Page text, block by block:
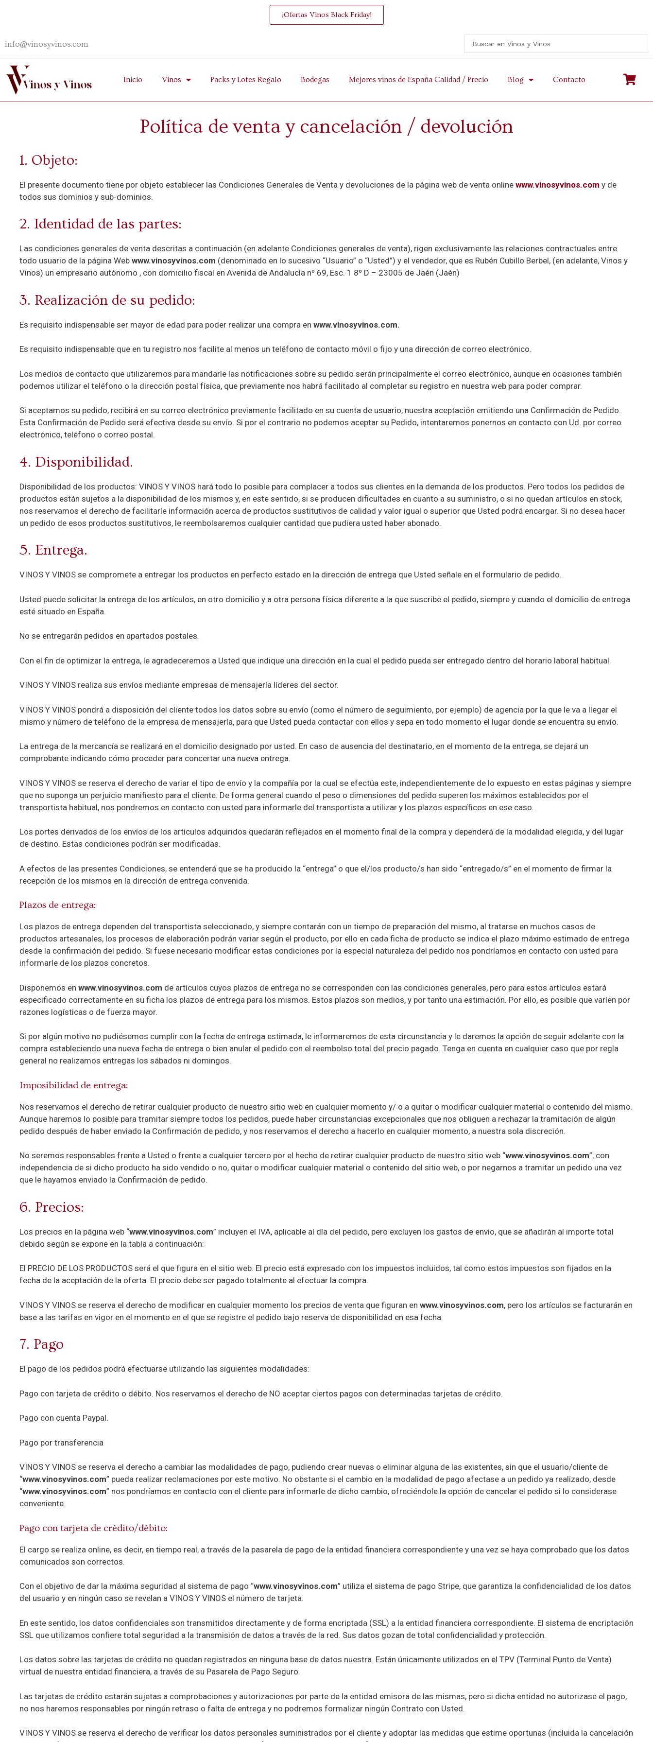
¡Ofertas Vinos Black Friday!
info@vinosyvinos.com
Inicio Vinos Packs y Lotes Regalo Bodegas Mejores vinos de España Calidad / Precio Blog Contacto
Política de venta y cancelación / devolución
1. Objeto:
El presente documento tiene por objeto establecer las Condiciones Generales de Venta y devoluciones de la página web de venta online www.vinosyvinos.com y de
todos sus dominios y sub-dominios.
2. Identidad de las partes:
Las condiciones generales de venta descritas a continuación (en adelante Condiciones generales de venta), rigen exclusivamente las relaciones contractuales entre
todo usuario de la página Web www.vinosyvinos.com (denominado en lo sucesivo “Usuario” o “Usted”) y el vendedor, que es Rubén Cubillo Berbel, (en adelante, Vinos y
Vinos) un empresario autónomo , con domicilio fiscal en Avenida de Andalucía nº 69, Esc. 1 8º D – 23005 de Jaén (Jaén)
3. Realización de su pedido:
Es requisito indispensable ser mayor de edad para poder realizar una compra en www.vinosyvinos.com.
Es requisito indispensable que en tu registro nos facilite al menos un teléfono de contacto móvil o fijo y una dirección de correo electrónico.
Los medios de contacto que utilizaremos para mandarle las notificaciones sobre su pedido serán principalmente el correo electrónico, aunque en ocasiones también
podemos utilizar el teléfono o la dirección postal física, que previamente nos habrá facilitado al completar su registro en nuestra web para poder comprar.
Si aceptamos su pedido, recibirá en su correo electrónico previamente facilitado en su cuenta de usuario, nuestra aceptación emitiendo una Confirmación de Pedido.
Esta Confirmación de Pedido será efectiva desde su envío. Si por el contrario no podemos aceptar su Pedido, intentaremos ponernos en contacto con Ud. por correo
electrónico, teléfono o correo postal.
4. Disponibilidad.
Disponibilidad de los productos: VINOS Y VINOS hará todo lo posible para complacer a todos sus clientes en la demanda de los productos. Pero todos los pedidos de
productos están sujetos a la disponibilidad de los mismos y, en este sentido, si se producen dificultades en cuanto a su suministro, o si no quedan artículos en stock,
nos reservamos el derecho de facilitarle información acerca de productos sustitutivos de calidad y valor igual o superior que Usted podrá encargar. Si no desea hacer
un pedido de esos productos sustitutivos, le reembolsaremos cualquier cantidad que pudiera usted haber abonado.
5. Entrega.
VINOS Y VINOS se compromete a entregar los productos en perfecto estado en la dirección de entrega que Usted señale en el formulario de pedido.
Usted puede solicitar la entrega de los artículos, en otro domicilio y a otra persona física diferente a la que suscribe el pedido, siempre y cuando el domicilio de entrega
esté situado en España.
No se entregarán pedidos en apartados postales.
Con el fin de optimizar la entrega, le agradeceremos a Usted que indique una dirección en la cual el pedido pueda ser entregado dentro del horario laboral habitual.
VINOS Y VINOS realiza sus envíos mediante empresas de mensajería líderes del sector.
VINOS Y VINOS pondrá a disposición del cliente todos los datos sobre su envío (como el número de seguimiento, por ejemplo) de agencia por la que le va a llegar el
mismo y número de teléfono de la empresa de mensajería, para que Usted pueda contactar con ellos y sepa en todo momento el lugar donde se encuentra su envío.
La entrega de la mercancía se realizará en el domicilio designado por usted. En caso de ausencia del destinatario, en el momento de la entrega, se dejará un
comprobante indicando cómo proceder para concertar una nueva entrega.
VINOS Y VINOS se reserva el derecho de variar el tipo de envío y la compañía por la cual se efectúa este, independientemente de lo expuesto en estas páginas y siempre
que no suponga un perjuicio manifiesto para el cliente. De forma general cuando el peso o dimensiones del pedido superen los máximos establecidos por el
transportista habitual, nos pondremos en contacto con usted para informarle del transportista a utilizar y los plazos específicos en ese caso.
Los portes derivados de los envíos de los artículos adquiridos quedarán reflejados en el momento final de la compra y dependerá de la modalidad elegida, y del lugar
de destino. Estas condiciones podrán ser modificadas.
A efectos de las presentes Condiciones, se entenderá que se ha producido la “entrega” o que el/los producto/s han sido “entregado/s” en el momento de firmar la
recepción de los mismos en la dirección de entrega convenida.
Plazos de entrega:
Los plazos de entrega dependen del transportista seleccionado, y siempre contarán con un tiempo de preparación del mismo, al tratarse en muchos casos de
productos artesanales, los procesos de elaboración podrán variar según el producto, por ello en cada ficha de producto se indica el plazo máximo estimado de entrega
desde la confirmación del pedido. Si fuese necesario modificar estas condiciones por la especial naturaleza del pedido nos pondríamos en contacto con usted para
informarle de los plazos concretos.
Disponemos en www.vinosyvinos.com de artículos cuyos plazos de entrega no se corresponden con las condiciones generales, pero para estos artículos estará
especificado correctamente en su ficha los plazos de entrega para los mismos. Estos plazos son medios, y por tanto una estimación. Por ello, es posible que varíen por
razones logísticas o de fuerza mayor.
Si por algún motivo no pudiésemos cumplir con la fecha de entrega estimada, le informaremos de esta circunstancia y le daremos la opción de seguir adelante con la
compra estableciendo una nueva fecha de entrega o bien anular el pedido con el reembolso total del precio pagado. Tenga en cuenta en cualquier caso que por regla
general no realizamos entregas los sábados ni domingos.
Imposibilidad de entrega:
Nos reservamos el derecho de retirar cualquier producto de nuestro sitio web en cualquier momento y/ o a quitar o modificar cualquier material o contenido del mismo.
Aunque haremos lo posible para tramitar siempre todos los pedidos, puede haber circunstancias excepcionales que nos obliguen a rechazar la tramitación de algún
pedido después de haber enviado la Confirmación de pedido, y nos reservamos el derecho a hacerlo en cualquier momento, a nuestra sola discreción.
No seremos responsables frente a Usted o frente a cualquier tercero por el hecho de retirar cualquier producto de nuestro sitio web “www.vinosyvinos.com”, con
independencia de si dicho producto ha sido vendido o no, quitar o modificar cualquier material o contenido del sitio web, o por negarnos a tramitar un pedido una vez
que le hayamos enviado la Confirmación de pedido.
6. Precios:
Los precios en la página web “www.vinosyvinos.com” incluyen el IVA, aplicable al día del pedido, pero excluyen los gastos de envío, que se añadirán al importe total
debido según se expone en la tabla a continuación:
El PRECIO DE LOS PRODUCTOS será el que figura en el sitio web. El precio está expresado con los impuestos incluidos, tal como estos impuestos son fijados en la
fecha de la aceptación de la oferta. El precio debe ser pagado totalmente al efectuar la compra.
VINOS Y VINOS se reserva el derecho de modificar en cualquier momento los precios de venta que figuran en www.vinosyvinos.com, pero los artículos se facturarán en
base a las tarifas en vigor en el momento en el que se registre el pedido bajo reserva de disponibilidad en esa fecha.
7. Pago
El pago de los pedidos podrá efectuarse utilizando las siguientes modalidades:
Pago con tarjeta de crédito o débito. Nos reservamos el derecho de NO aceptar ciertos pagos con determinadas tarjetas de crédito.
Pago con cuenta Paypal.
Pago por transferencia
VINOS Y VINOS se reserva el derecho a cambiar las modalidades de pago, pudiendo crear nuevas o eliminar alguna de las existentes, sin que el usuario/cliente de
“www.vinosyvinos.com” pueda realizar reclamaciones por este motivo. No obstante si el cambio en la modalidad de pago afectase a un pedido ya realizado, desde
“www.vinosyvinos.com” nos pondríamos en contacto con el cliente para informarle de dicho cambio, ofreciéndole la opción de cancelar el pedido si lo considerase
conveniente.
Pago con tarjeta de crédito/débito:
El cargo se realiza online, es decir, en tiempo real, a través de la pasarela de pago de la entidad financiera correspondiente y una vez se haya comprobado que los datos
comunicados son correctos.
Con el objetivo de dar la máxima seguridad al sistema de pago “www.vinosyvinos.com” utiliza el sistema de pago Stripe, que garantiza la confidencialidad de los datos
del usuario y en ningún caso se revelan a VINOS Y VINOS el número de tarjeta.
En este sentido, los datos confidenciales son transmitidos directamente y de forma encriptada (SSL) a la entidad financiera correspondiente. El sistema de encriptación
SSL que utilizamos confiere total seguridad a la transmisión de datos a través de la red. Sus datos gozan de total confidencialidad y protección.
Los datos sobre las tarjetas de crédito no quedan registrados en ninguna base de datos nuestra. Están únicamente utilizados en el TPV (Terminal Punto de Venta)
virtual de nuestra entidad financiera, a través de su Pasarela de Pago Seguro.
Las tarjetas de crédito estarán sujetas a comprobaciones y autorizaciones por parte de la entidad emisora de las mismas, pero si dicha entidad no autorizase el pago,
no nos haremos responsables por ningún retraso o falta de entrega y no podremos formalizar ningún Contrato con Usted.
VINOS Y VINOS se reserva el derecho de verificar los datos personales suministrados por el cliente y adoptar las medidas que estime oportunas (incluida la cancelación